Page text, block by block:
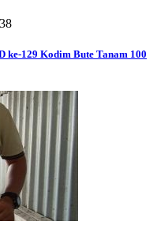
ke-129 Kodim Bute Tanam 100